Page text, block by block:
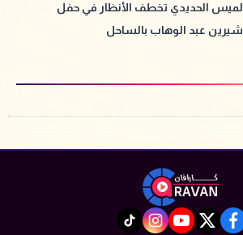
لميس الحديدي تخطف الأنظار في حفل
شيرين عبد الوهاب بالساحل
facebook
twitter
youtube
instagram
tiktok